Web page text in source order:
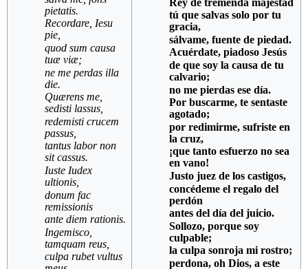
pietatis.
Recordare, Iesu
pie,
quod sum causa
tuæ viæ;
ne me perdas illa
die.
Quærens me,
sedisti lassus,
redemisti crucem
passus,
tantus labor non
sit cassus.
Iuste Iudex
ultionis,
donum fac
remissionis
ante diem rationis.
Ingemisco,
tamquam reus,
culpa rubet vultus
tú que salvas solo por tu
gracia,
sálvame, fuente de piedad.
Acuérdate, piadoso Jesús
de que soy la causa de tu
calvario;
no me pierdas ese día.
Por buscarme, te sentaste
agotado;
por redimirme, sufriste en
la cruz,
¡que tanto esfuerzo no sea
en vano!
Justo juez de los castigos,
concédeme el regalo del
perdón
antes del día del juicio.
Sollozo, porque soy
culpable;
la culpa sonroja mi rostro;
perdona, oh Dios, a este